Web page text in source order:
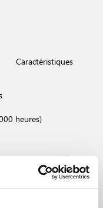
Caractéristiques
heures)